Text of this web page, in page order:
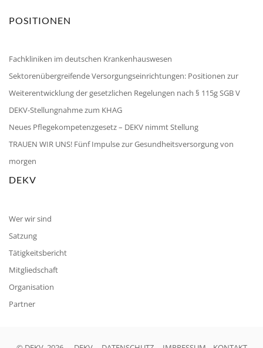
POSITIONEN
Fachkliniken im deutschen Krankenhauswesen
Sektorenübergreifende Versorgungseinrichtungen: Positionen zur
Weiterentwicklung der gesetzlichen Regelungen nach § 115g SGB V
DEKV-Stellungnahme zum KHAG
Neues Pflegekompetenzgesetz – DEKV nimmt Stellung
TRAUEN WIR UNS! Fünf Impulse zur Gesundheitsversorgung von
morgen
DEKV
Wer wir sind
Satzung
Tätigkeitsbericht
Mitgliedschaft
Organisation
Partner